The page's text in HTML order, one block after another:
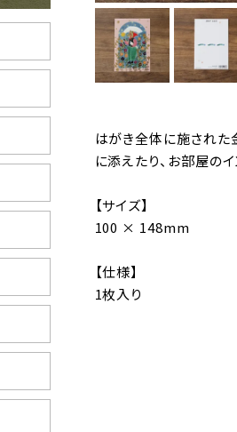
はがき全体に施された
に添えたり、お部屋の
【サイズ】
100 × 148mm
【仕様】
1枚入り